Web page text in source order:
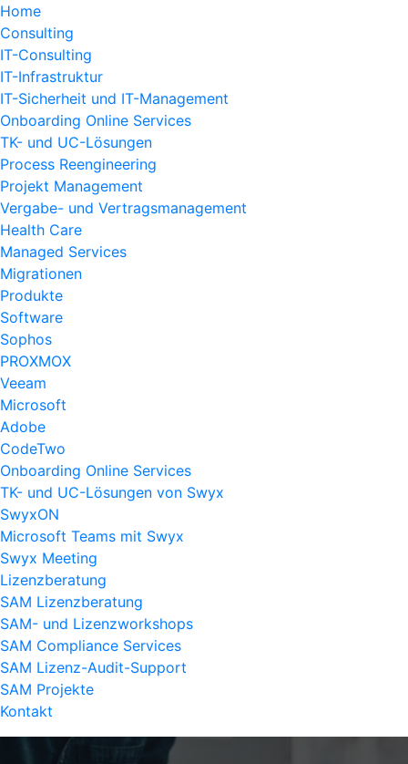
Home
Consulting
IT-Consulting
IT-Infrastruktur
IT-Sicherheit und IT-Management
Onboarding Online Services
TK- und UC-Lösungen
Process Reengineering
Projekt Management
Vergabe- und Vertragsmanagement
Health Care
Managed Services
Migrationen
Produkte
Software
Sophos
PROXMOX
Veeam
Microsoft
Adobe
CodeTwo
Onboarding Online Services
TK- und UC-Lösungen von Swyx
SwyxON
Microsoft Teams mit Swyx
Swyx Meeting
Lizenzberatung
SAM Lizenzberatung
SAM- und Lizenzworkshops
SAM Compliance Services
SAM Lizenz-Audit-Support
SAM Projekte
Kontakt